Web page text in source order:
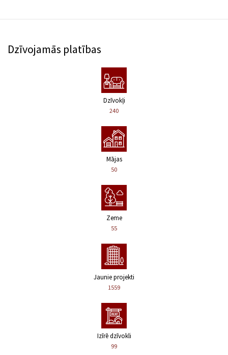
Dzīvojamās platības
Dzīvokļi
240
Mājas
50
Zeme
55
Jaunie projekti
1559
Izīrē dzīvokli
99